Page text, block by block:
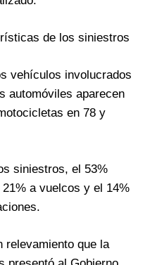
de los siniestros
vehículos involucrados
automóviles aparecen
en 78 y
siniestros, el 53%
a vuelcos y el 14%
relevamiento que la